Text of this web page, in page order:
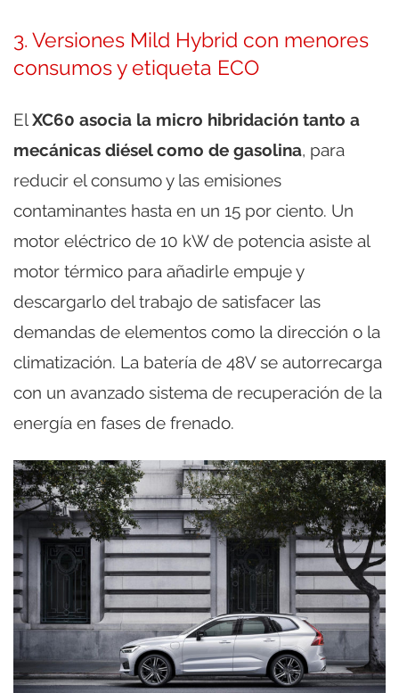
3. Versiones Mild Hybrid con menores
consumos y etiqueta ECO
ElXC60 asocia la micro hibridación tanto a
mecánicas diésel como de gasolina, para
reducir el consumo y las emisiones
contaminantes hasta en un 15 por ciento. Un
motor eléctrico de 10 kW de potencia asiste al
motor térmico para añadirle empuje y
descargarlo del trabajo de satisfacer las
demandas de elementos como la dirección o la
climatización. La batería de 48V se autorrecarga
con un avanzado sistema de recuperación de la
energía en fases de frenado.